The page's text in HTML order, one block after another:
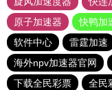
原子加速器
快鸭加
软件中心
雷霆加速
海外npv加速器官网
下载全民彩票
全民